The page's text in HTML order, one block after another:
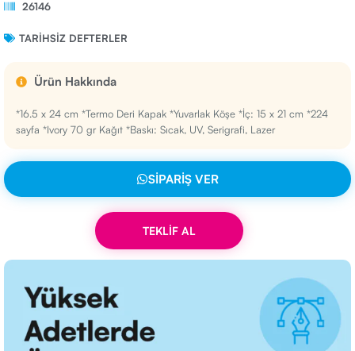
26146
TARIHSIZ DEFTERLER
Ürün Hakkında
*16.5 x 24 cm *Termo Deri Kapak *Yuvarlak Köşe *İç: 15 x 21 cm *224
sayfa *Ivory 70 gr Kağıt *Baskı: Sıcak, UV, Serigrafi, Lazer
SIPARIŞ VER
TEKLİF AL